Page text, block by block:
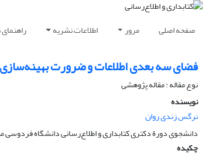
صفحه اصلی مرور اطلاعات نشریه
فضای سه بعدی اطلاعات و ضرورت بهینه‌سازی
نوع مقاله : مقاله پژوهشی
نویسنده
نرگس زندی روان
دانشجوی دورة دکتری کتابداری و اطلاع‌رسانی دانشگاه
چکیده